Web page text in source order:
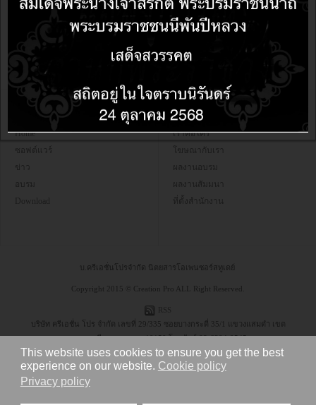
This website uses cookies to ensure you get the best
experience on our website. Cookie policy
Privacy policy
Internet Of Things IoT
e-learning Moodle LMS
การใช้งาน บอร์ด ESP32 กับ Blockly
Libreoffice
Internet of things
เมนูหลัก
Home
ซอฟต์แวร์
ข่าว
อบรม
Download
เกี่ยวกับเรา
เราคือใคร
โฆษณากับเรา
ผลงานอบรม
ผลงานสัมมนา
ที่ตั้งสำนักงาน
บ.ครีเอชั่นโปรจำกัด นิตยสารโอเพนซอร์สทูเดย์
Copyright 2015 © Creation Pro ALL Right Reserved.
RSS
บริษัท ครีเอชั่น โปร จำกัด เลขที่ 29/335 ซอยบางกระดี่ 35/1 แขวงแสมดำ เขต
บางขุนเทียน กรุงเทพฯ 10150 โทรศัพท์ 08-6304-9545